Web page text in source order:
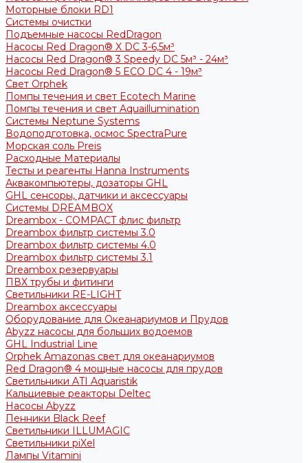
Моторные блоки RD1
Системы очистки
Подъемные насосы RedDragon
Насосы Red Dragon® X DC 3-6,5м³
Насосы Red Dragon® 3 Speedy DC 5м³ - 24м³
Насосы Red Dragon® 5 ECO DC 4 - 19м³
Свет Orphek
Помпы течения и свет Ecotech Marine
Помпы течения и свет Aquaillumination
Системы Neptune Systems
Водоподготовка, осмос SpectraPure
Морская соль Preis
Расходные Материалы
Тесты и реагенты Hanna Instruments
Аквакомпьютеры, дозаторы GHL
GHL сенсоры, датчики и аксессуары
Системы DREAMBOX
Dreambox - COMPACT флис фильтр
Dreambox фильтр системы 3.0
Dreambox фильтр системы 4.0
Dreambox фильтр системы 3.1
Dreambox резервуары
ПВХ трубы и фитинги
Светильники RE-LIGHT
Dreambox аксессуары
Оборудование для Океанариумов и Прудов
Abyzz насосы для больших водоемов
GHL Industrial Line
Orphek Amazonas свет для океанариумов
Red Dragon® 4 мощные насосы для прудов
Светильники ATI Aquaristik
Кальциевые реакторы Deltec
Насосы Abyzz
Пенники Black Reef
Светильники ILLUMAGIC
Светильники piXel
Лампы Vitamini